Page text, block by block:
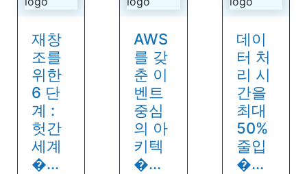
재창
조를
위한
6 단
계 :
헛간
세계
�...
AWS
를 갖
춘 이
벤트
중심
의 아
키텍
�...
데이
터 처
리 시
간을
최대
50%
줄입
�...